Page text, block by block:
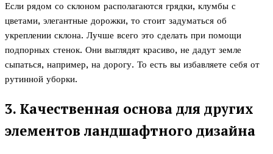
Если рядом со склоном располагаются грядки, клумбы с
цветами, элегантные дорожки, то стоит задуматься об
укреплении склона. Лучше всего это сделать при помощи
подпорных стенок. Они выглядят красиво, не дадут земле
сыпаться, например, на дорогу. То есть вы избавляете себя от
рутинной уборки.
3. Качественная основа для других
элементов ландшафтного дизайна